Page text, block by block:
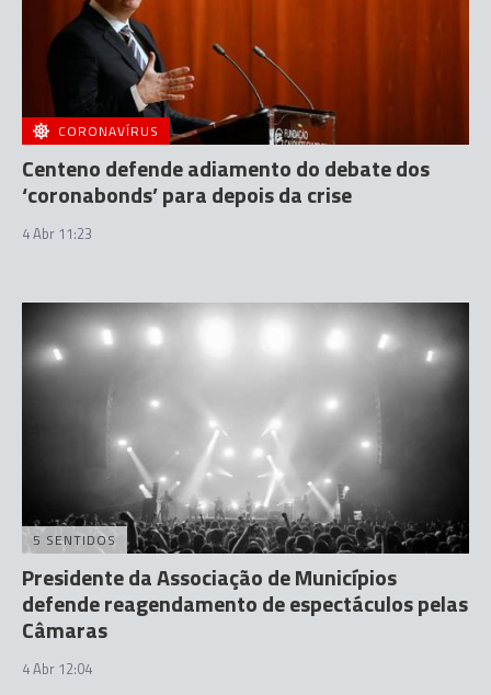
CORONAVÍRUS
Centeno defende adiamento do debate dos
‘coronabonds’ para depois da crise
4 Abr 11:23
5 SENTIDOS
Presidente da Associação de Municípios
defende reagendamento de espectáculos pelas
Câmaras
4 Abr 12:04